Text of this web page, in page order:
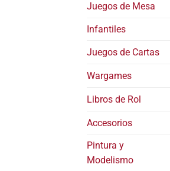
Juegos de Mesa
Infantiles
Juegos de Cartas
Wargames
Libros de Rol
Accesorios
Pintura y
Modelismo